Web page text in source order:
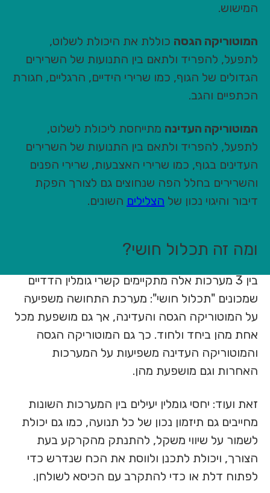
המישוש.
המוטוריקה הגסה כוללת את היכולת לשלוט,
לתפעל, להפריד ולתאם בין התנועות של השרירים
הגדולים של הגוף, כמו שרירי הידיים, הרגליים, חגורת
הכתפיים והגב.
המוטוריקה העדינה מתייחסת ליכולת לשלוט,
לתפעל, להפריד ולתאם בין התנועות של השרירים
העדינים בגוף, כמו שרירי האצבעות, שרירי הפנים
והשרירים בחלל הפה שנחוצים גם לצורך הפקת
דיבור והיגוי נכון של הצלילים השונים.
ומה זה תכלול חושי?
בין 3 מערכות אלה מתקיימים קשרי גומלין הדדיים
שמכונים "תכלול חושי": מערכת התחושה משפיעה
על המוטוריקה הגסה והעדינה, אך גם מושפעת מכל
אחת מהן ביחד ולחוד. כך גם המוטוריקה הגסה
והמוטוריקה העדינה משפיעות על המערכות
האחרות וגם מושפעת מהן.
זאת ועוד: יחסי גומלין יעילים בין המערכות השונות
מחייבים גם תיזמון נכון של כל תנועה, כמו גם יכולת
לשמור על שיווי משקל, להתנתק מהקרקע בעת
הצורך, ויכולת לתכנן ולווסת את הכח שנדרש כדי
לפתוח דלת או כדי להתקרב עם הכיסא לשולחן.